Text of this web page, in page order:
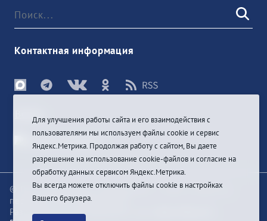
Контактная информация
Войти
© При цитировании информации с сайта ссылка на
первоисточник обязательна
Разработка и техподдержка сайта
Для улучшения работы сайта и его взаимодействия с
пользователями мы используем файлы cookie и сервис
Яндекс.Метрика. Продолжая работу с сайтом, Вы даете
разрешение на использование cookie-файлов и согласие на
обработку данных сервисом Яндекс.Метрика.
Вы всегда можете отключить файлы cookie в настройках
Вашего браузера.